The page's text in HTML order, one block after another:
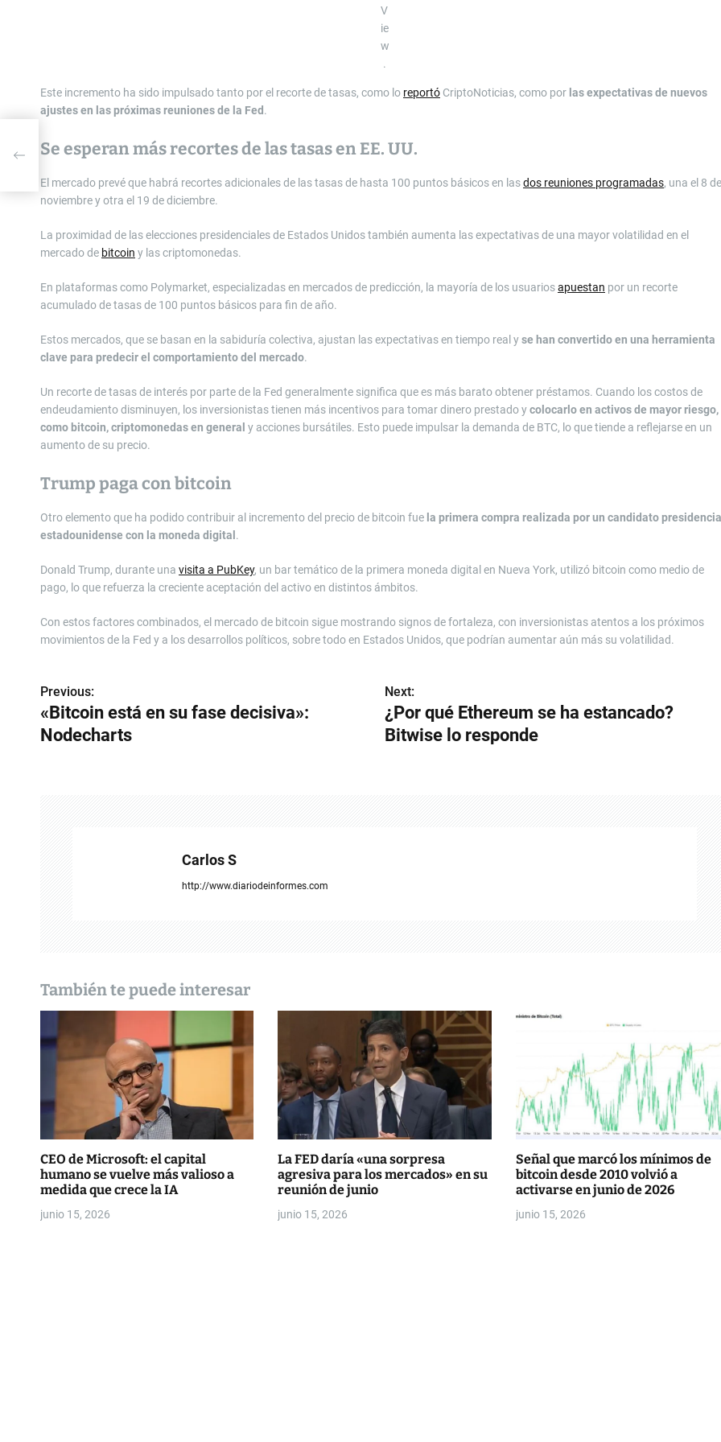
V
ie
w
.
Este incremento ha sido impulsado tanto por el recorte de tasas, como lo reportó CriptoNoticias, como por las expectativas de nuevos
ajustes en las próximas reuniones de la Fed .
Se esperan más recortes de las tasas en EE. UU.
El mercado prevé que habrá recortes adicionales de las tasas de hasta 100 puntos básicos en lasdos reuniones programadas, una el 8 de
noviembre y otra el 19 de diciembre.
La proximidad de las elecciones presidenciales de Estados Unidos también aumenta las expectativas de una mayor volatilidad en el
mercado de bitcoin y las criptomonedas.
En plataformas como Polymarket, especializadas en mercados de predicción, la mayoría de los usuariosapuestan por un recorte
acumulado de tasas de 100 puntos básicos para fin de año.
Estos mercados, que se basan en la sabiduría colectiva, ajustan las expectativas en tiempo real yse han convertido en una herramienta
clave para predecir el comportamiento del mercado.
Un recorte de tasas de interés por parte de la Fed generalmente significa que es más barato obtener préstamos. Cuando los costos de
endeudamiento disminuyen, los inversionistas tienen más incentivos para tomar dinero prestado ycolocarlo en activos de mayor riesgo,
como bitcoin, criptomonedas en general y acciones bursátiles. Esto puede impulsar la demanda de BTC, lo que tiende a reflejarse en un
aumento de su precio.
Trump paga con bitcoin
Otro elemento que ha podido contribuir al incremento del precio de bitcoin fue la primera compra realizada por un candidato
estadounidense con la moneda digital .
Donald Trump, durante una visita a PubKey, un bar temático de la primera moneda digital en Nueva York, utilizó bitcoin como medio de
pago, lo que refuerza la creciente aceptación del activo en distintos ámbitos.
Con estos factores combinados, el mercado de bitcoin sigue mostrando signos de fortaleza, con inversionistas atentos a los próximos
movimientos de la Fed y a los desarrollos políticos, sobre todo en Estados Unidos, que podrían aumentar aún más su volatilidad.
N
a
d
e
r
a
d
Previous:
«Bitcoin está en su fase decisiva»:
Nodecharts
Next:
¿Por qué Ethereum se ha estancado?
Bitwise lo responde
Carlos S
http://www.diariodeinformes.com
También te puede interesar
CEO de Microsoft: el capital
humano se vuelve más valioso a
medida que crece la IA
junio 15, 2026
La FED daría «una sorpresa
agresiva para los mercados» en su
reunión de junio
junio 15, 2026
Señal que marcó los mínimos de
bitcoin desde 2010 volvió a
activarse en junio de 2026
junio 15, 2026